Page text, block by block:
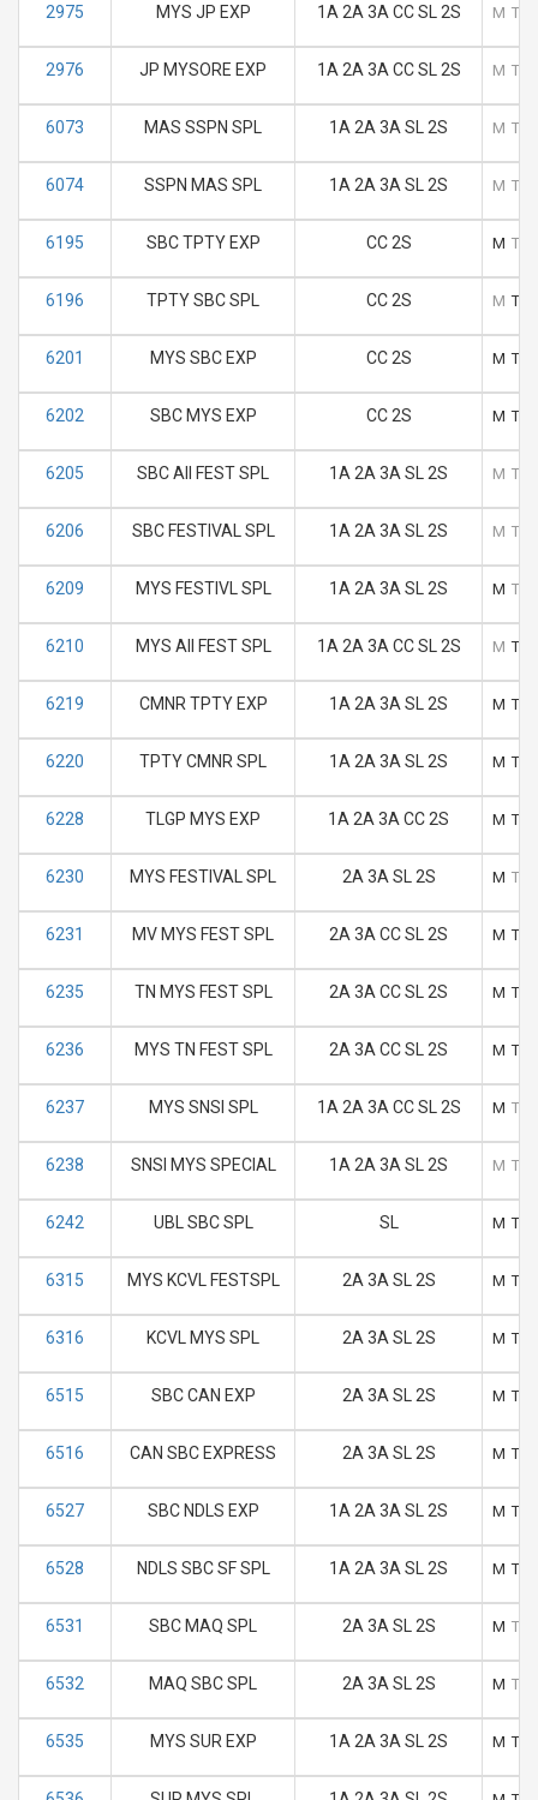
2975 MYS JP EXP 1A 2A 3A CC SL 2S M T
2976 JP MYSORE EXP 1A 2A 3A CC SL 2S M T
6073 MAS SSPN SPL 1A 2A 3A SL 2S M T
6074 SSPN MAS SPL 1A 2A 3A SL 2S M T
6195 SBC TPTY EXP CC 2S M T
6196 TPTY SBC SPL CC 2S M T
6201 MYS SBC EXP CC 2S M T
6202 SBC MYS EXP CC 2S M T
6205 SBC AII FEST SPL 1A 2A 3A SL 2S M T
6206 SBC FESTIVAL SPL 1A 2A 3A SL 2S M T
6209 MYS FESTIVL SPL 1A 2A 3A SL 2S M T
6210 MYS AII FEST SPL 1A 2A 3A CC SL 2S M T
6219 CMNR TPTY EXP 1A 2A 3A SL 2S M T
6220 TPTY CMNR SPL 1A 2A 3A SL 2S M T
6228 TLGP MYS EXP 1A 2A 3A CC 2S M T
6230 MYS FESTIVAL SPL 2A 3A SL 2S M T
6231 MV MYS FEST SPL 2A 3A CC SL 2S M T
6235 TN MYS FEST SPL 2A 3A CC SL 2S M T
6236 MYS TN FEST SPL 2A 3A CC SL 2S M T
6237 MYS SNSI SPL 1A 2A 3A CC SL 2S M T
6238 SNSI MYS SPECIAL 1A 2A 3A SL 2S M T
6242 UBL SBC SPL SL M T
6315 MYS KCVL FESTSPL 2A 3A SL 2S M T
6316 KCVL MYS SPL 2A 3A SL 2S M T
6515 SBC CAN EXP 2A 3A SL 2S M T
6516 CAN SBC EXPRESS 2A 3A SL 2S M T
6527 SBC NDLS EXP 1A 2A 3A SL 2S M T
6528 NDLS SBC SF SPL 1A 2A 3A SL 2S M T
6531 SBC MAQ SPL 2A 3A SL 2S M T
6532 MAQ SBC SPL 2A 3A SL 2S M T
6535 MYS SUR EXP 1A 2A 3A SL 2S M T